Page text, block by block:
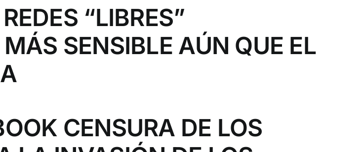
“LIBRES”
SENSIBLE AÚN QUE EL
CENSURA DE LOS